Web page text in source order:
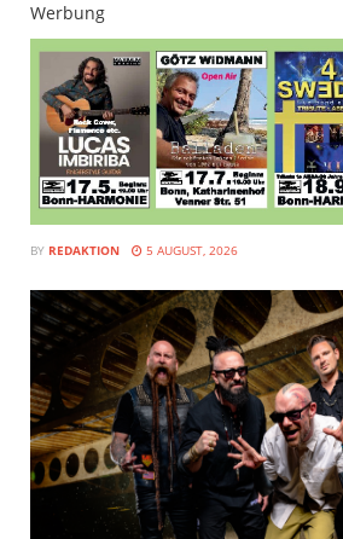
Werbung
BY REDAKTION 5 AUGUST, 2026